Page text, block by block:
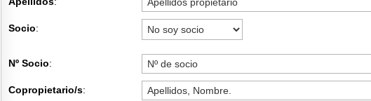
Socio:
Nº Socio:
Copropietario/s: